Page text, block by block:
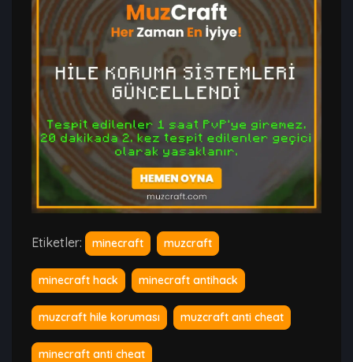
Etiketler: minecraft muzcraft
minecraft hack minecraft antihack
muzcraft hile koruması muzcraft anti cheat
minecraft anti cheat